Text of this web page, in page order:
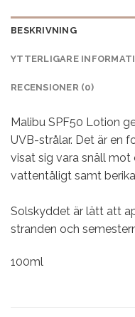
BESKRIVNING
YTTERLIGARE
RECENSIONER (0)
Malibu SPF50 Lotion
UVB-strålar. Det är en
visat sig vara snäll
vattentåligt samt
Solskyddet är lätt att
stranden och
100ml